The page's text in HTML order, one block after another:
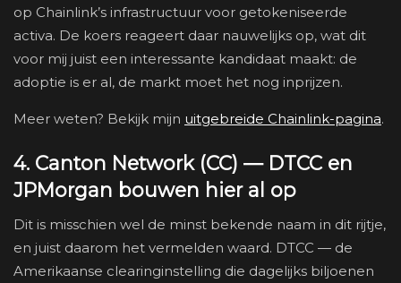
op Chainlink’s infrastructuur voor getokeniseerde
activa. De koers reageert daar nauwelijks op, wat dit
voor mij juist een interessante kandidaat maakt: de
adoptie is er al, de markt moet het nog inprijzen.
Meer weten? Bekijk mijn uitgebreide Chainlink-pagina.
4. Canton Network (CC) — DTCC en
JPMorgan bouwen hier al op
Dit is misschien wel de minst bekende naam in dit rijtje,
en juist daarom het vermelden waard. DTCC — de
Amerikaanse clearinginstelling die dagelijks biljoenen